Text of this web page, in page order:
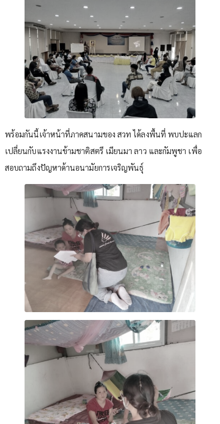
พร้อมกันนี้เจ้าหน้าที่ภาคสนามของ สวท ได้ลงพื้นที่ พบปะแลก
เปลี่ยนกับแรงงานข้ามชาติสตรี เมียนมา ลาว และกัมพูชา เพื่อ
สอบถามถึงปัญหาด้านอนามัยการเจริญพันธุ์